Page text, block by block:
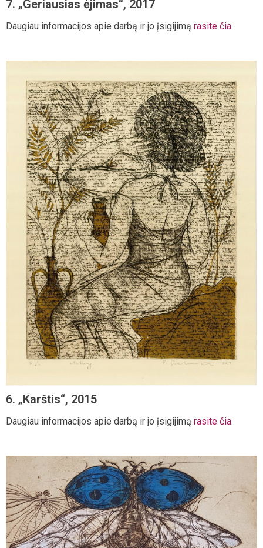
7. „Geriausias ėjimas“, 2017
Daugiau informacijos apie darbą ir jo įsigijimą rasite čia.
6. „Karštis“, 2015
Daugiau informacijos apie darbą ir jo įsigijimą rasite čia.